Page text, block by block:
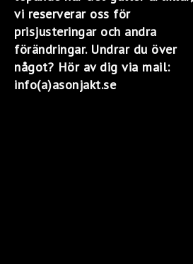
vi reserverar oss för
prisjusteringar och andra
förändringar. Undrar du över
något? Hör av dig via mail:
info(a)asonjakt.se